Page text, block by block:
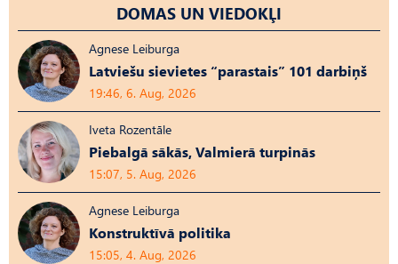
DOMAS UN VIEDOKĻI
Agnese Leiburga
Latviešu sievietes “parastais” 101 darbiņš
19:46, 6. Aug, 2026
Iveta Rozentāle
Piebalgā sākās, Valmierā turpinās
15:07, 5. Aug, 2026
Agnese Leiburga
Konstruktīvā politika
15:05, 4. Aug, 2026